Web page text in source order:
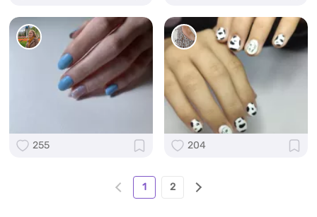
255 204
1 2